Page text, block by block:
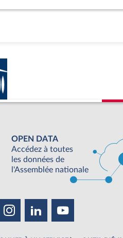
OPEN DATA
Accédez à toutes
les données de
l'Assemblée nationale